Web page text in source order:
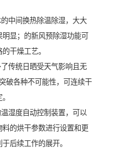
中间换热除温除湿，大大
显；的新风预除湿功能可
干燥工艺。
传统日晒受天气影响且无
破各种不可能性，可连续干
湿度自动控制装置，可以
的烘干参数进行设置和更
后续工作的展开。